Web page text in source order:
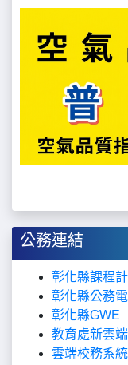
公務連結
彰化縣課程
彰化縣公務
彰化縣GWE
教育處新雲端
雲端校務系統